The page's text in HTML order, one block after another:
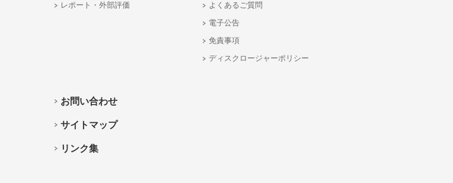
レポート・外部評価
よくあるご質問
電子公告
免責事項
ディスクロージャーポリシー
お問い合わせ
サイトマップ
リンク集